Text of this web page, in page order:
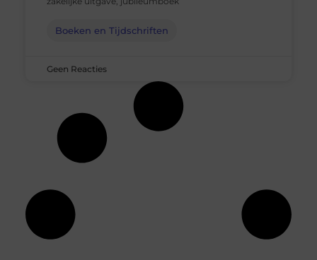
Boeken en Tijdschriften
Geen Reacties